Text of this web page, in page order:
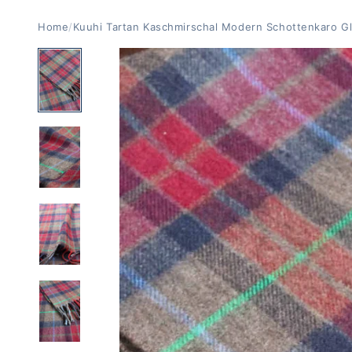
Home/Kuuhi Tartan Kaschmirschal Modern Schottenkaro